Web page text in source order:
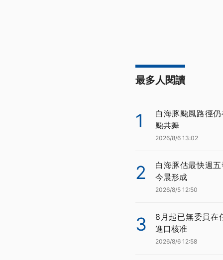
最多人閱讀
1
白海豚颱風路徑
颱共舞
2026/8/6 13:02
2
白海豚估最快週
今晨形成
2026/8/5 12:50
3
8月起已無委員在
進口核准
2026/8/6 12:58